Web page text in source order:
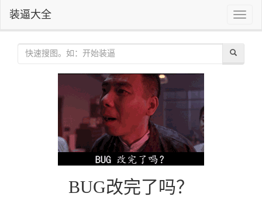
Toggle
装逼大全
BUG改完了吗？